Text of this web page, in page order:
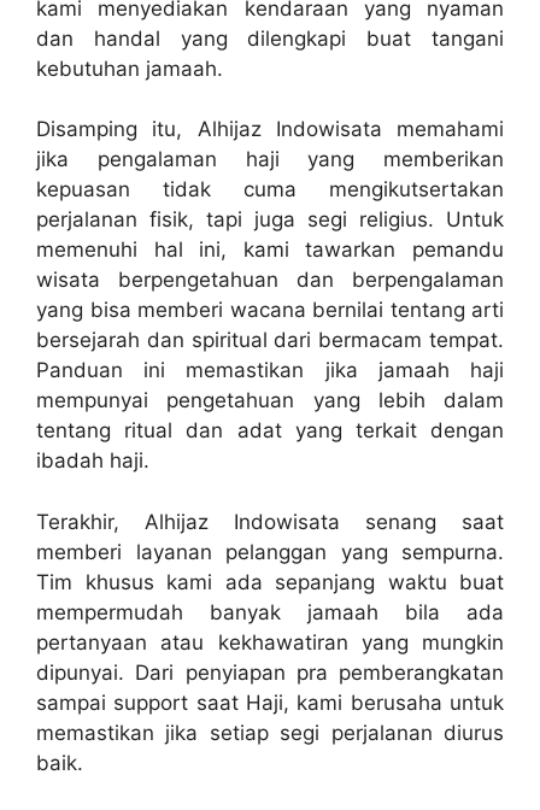
kami menyediakan kendaraan yang nyaman
dan handal yang dilengkapi buat tangani
kebutuhan jamaah.
Disamping itu, Alhijaz Indowisata memahami
jika pengalaman haji yang memberikan
kepuasan tidak cuma mengikutsertakan
perjalanan fisik, tapi juga segi religius. Untuk
memenuhi hal ini, kami tawarkan pemandu
wisata berpengetahuan dan berpengalaman
yang bisa memberi wacana bernilai tentang arti
bersejarah dan spiritual dari bermacam tempat.
Panduan ini memastikan jika jamaah haji
mempunyai pengetahuan yang lebih dalam
tentang ritual dan adat yang terkait dengan
ibadah haji.
Terakhir, Alhijaz Indowisata senang saat
memberi layanan pelanggan yang sempurna.
Tim khusus kami ada sepanjang waktu buat
mempermudah banyak jamaah bila ada
pertanyaan atau kekhawatiran yang mungkin
dipunyai. Dari penyiapan pra pemberangkatan
sampai support saat Haji, kami berusaha untuk
memastikan jika setiap segi perjalanan diurus
baik.